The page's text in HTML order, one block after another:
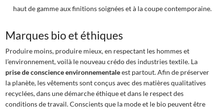
haut de gamme aux finitions soignées et à la coupe contemporaine.
Marques bio et éthiques
Produire moins, produire mieux, en respectant les hommes et
l’environnement, voilà le nouveau crédo des industries textile. La
prise de conscience environnementaleest partout. Afin de préserver
la planète, les vêtements sont conçus avec des matières qualitatives
recyclées, dans une démarche éthique et dans le respect des
conditions de travail. Conscients que la mode et le bio peuvent être